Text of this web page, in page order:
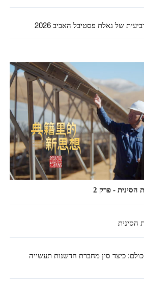
- פרק 2
הסינית
כיצד סין מחברת חדשנות תעשייה